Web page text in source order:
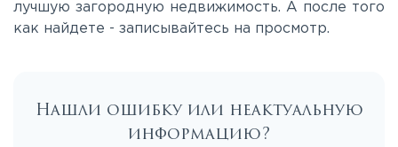
Симферопольское
Фряновское
лучшую загородную недвижимость. А после того
как найдете - записывайтесь на просмотр.
Нашли ошибку или неактуальную
информацию?